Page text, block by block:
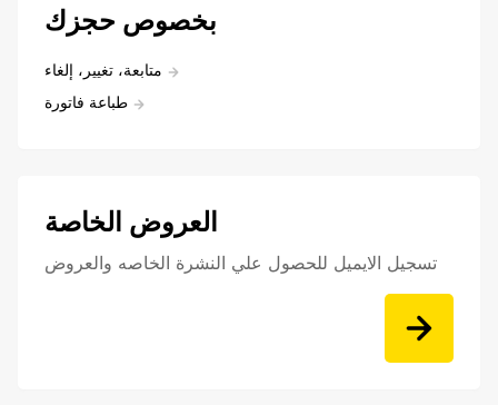
بخصوص حجزك
متابعة، تغيير، إلغاء
طباعة فاتورة
العروض الخاصة
تسجيل الايميل للحصول علي النشرة الخاصه والعروض